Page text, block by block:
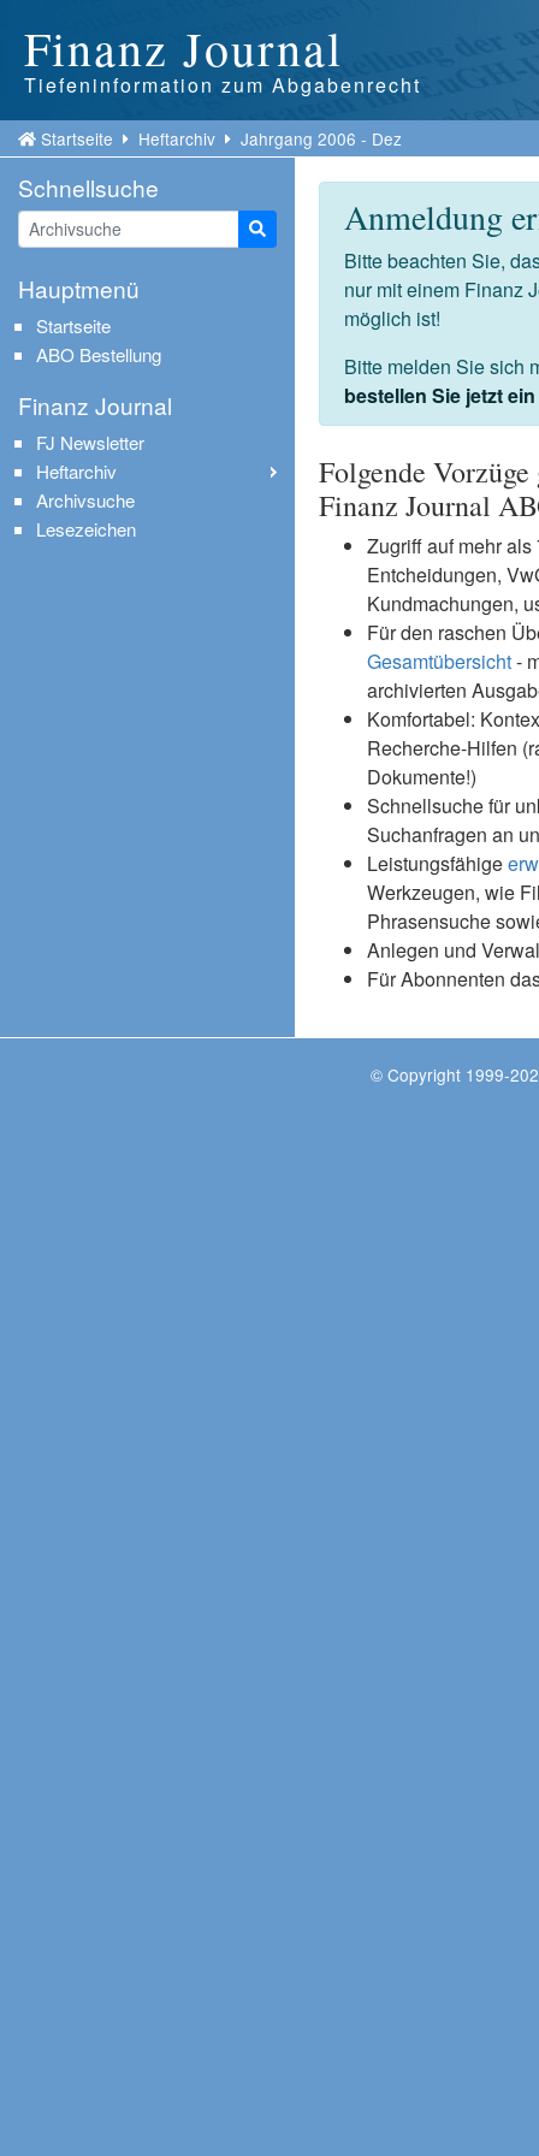
Finanz Journal
Tiefeninformation zum Abgabenrecht
Startseite Heftarchiv Jahrgang 2006 - Dez
Anmeldung
Bitte beachten Sie,
nur mit einem Finanz
möglich ist!
Bitte melden Sie sich
bestellen Sie jetzt
Folgende
Finanz Journal
Zugriff auf mehr
Entcheidungen,
Kundmachungen,
Für den raschen
Gesamtübersicht-
archivierten
Komfortabel:
Recherche-Hilfen
Dokumente!)
Schnellsuche für
Suchanfragen an
Leistungsfähige
Werkzeugen, wie
Phrasensuche
Anlegen und
Für Abonnenten
Schnellsuche
Suche starten
Hauptmenü
Startseite
ABO Bestellung
Finanz Journal
FJ Newsletter
Heftarchiv
Archivsuche
Lesezeichen
© Copyright 1999-